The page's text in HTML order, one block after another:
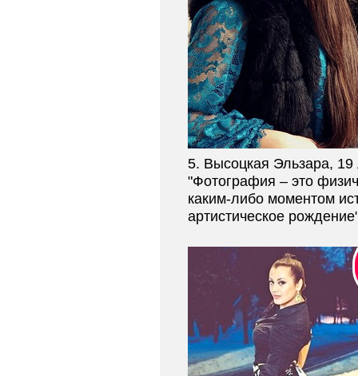
5. Высоцкая Эльзара,
"Фoтография – это
каким-либо моментом
артистическое